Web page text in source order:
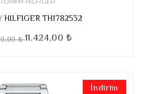
HILFIGER TH1782532
₺11.424,00 ₺
İndirim